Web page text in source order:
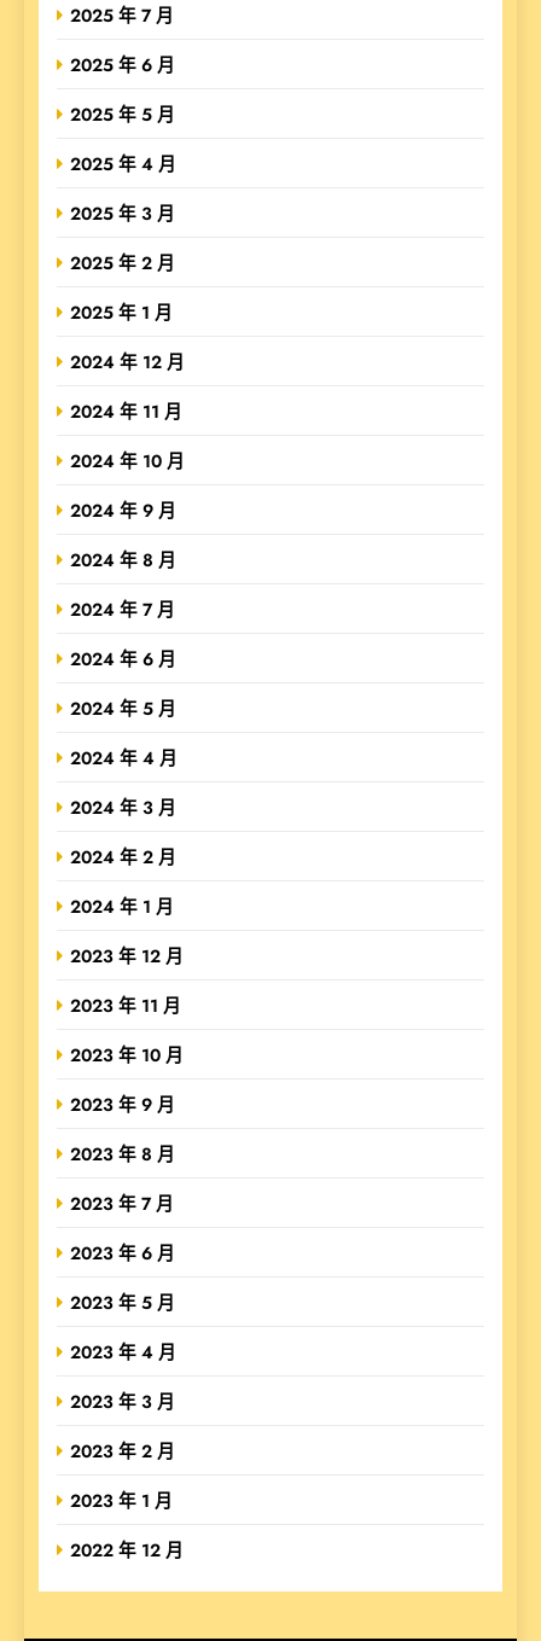
2025 年 7 月
2025 年 6 月
2025 年 5 月
2025 年 4 月
2025 年 3 月
2025 年 2 月
2025 年 1 月
2024 年 12 月
2024 年 11 月
2024 年 10 月
2024 年 9 月
2024 年 8 月
2024 年 7 月
2024 年 6 月
2024 年 5 月
2024 年 4 月
2024 年 3 月
2024 年 2 月
2024 年 1 月
2023 年 12 月
2023 年 11 月
2023 年 10 月
2023 年 9 月
2023 年 8 月
2023 年 7 月
2023 年 6 月
2023 年 5 月
2023 年 4 月
2023 年 3 月
2023 年 2 月
2023 年 1 月
2022 年 12 月